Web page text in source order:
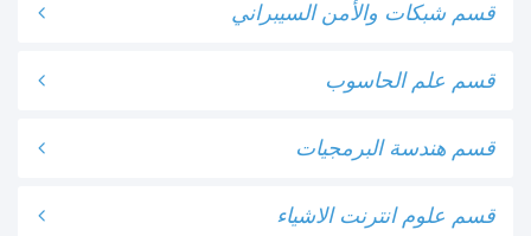
قسم شبكات والأمن السيبراني
قسم علم الحاسوب
قسم هندسة البرمجيات
قسم علوم انترنت الاشياء